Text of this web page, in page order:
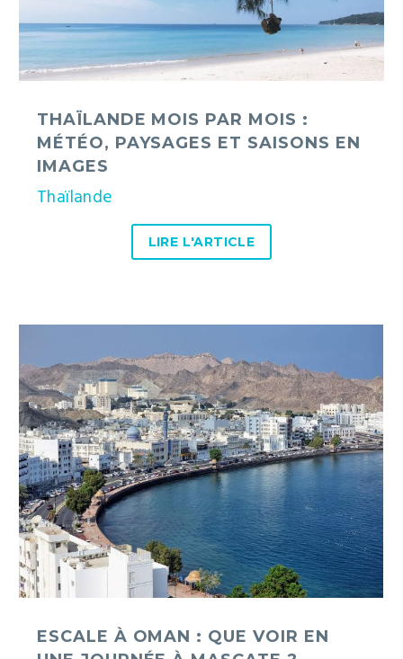
images
THAÏLANDE MOIS PAR MOIS :
MÉTÉO, PAYSAGES ET SAISONS EN
IMAGES
Thaïlande
LIRE L'ARTICLE
à
Oman
:
que
voir
en
une
journée
à
Mascate
?
ESCALE À OMAN : QUE VOIR EN